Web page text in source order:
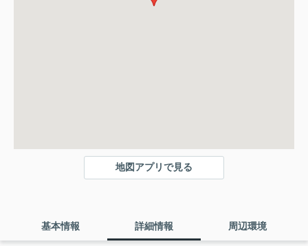
地図アプリで見る
基本情報 詳細情報 周辺環境